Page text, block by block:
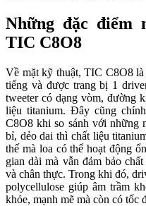
Những đặc điểm
TIC C8O8
Về mặt kỹ thuật, TIC C8O8
tiếng và được trang bị 1
tweeter có dạng vòm, đường
liệu titanium. Đây cũng
C8O8 khi so sánh với những
bỉ, dẻo dai thì chất liệu
thế mà loa có thể hoạt động
gian dài mà vẫn đảm bảo
và chân thực. Trong khi đó,
polycellulose giúp âm trầm
khỏe, mạnh mẽ mà còn có tốc